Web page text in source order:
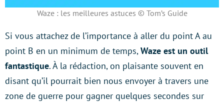
Waze : les meilleures astuces © Tom’s Guide
Si vous attachez de l’importance à aller du point A au
point B en un minimum de temps, Waze est un outil
fantastique. À la rédaction, on plaisante souvent en
disant qu’il pourrait bien nous envoyer à travers une
zone de guerre pour gagner quelques secondes sur